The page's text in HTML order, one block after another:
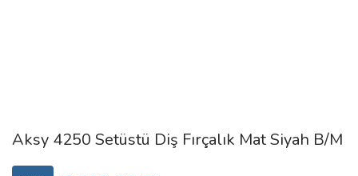
Aksy 4250 Setüstü Diş Fırçalık Mat Siyah B/M